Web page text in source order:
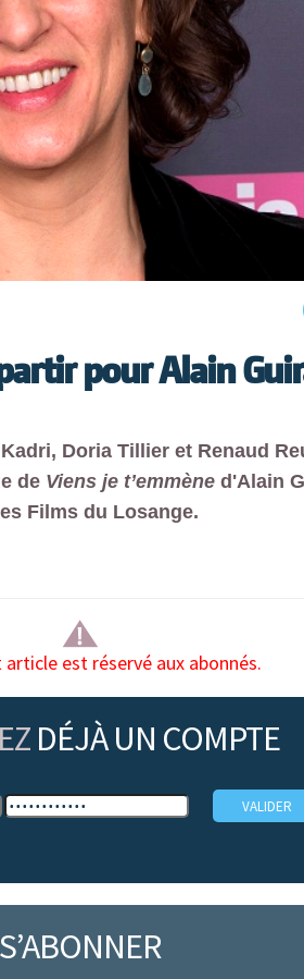
pour Alain
Doria Tillier et Renaud
de Viens je t’emmène d'Alain
Films du Losange.
article est réservé aux abonnés.
DÉJÀ UN COMPTE
S’ABONNER